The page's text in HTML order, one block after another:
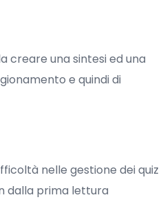
creare una sintesi ed una
e quindi di
nelle gestione dei quiz
dalla prima lettura